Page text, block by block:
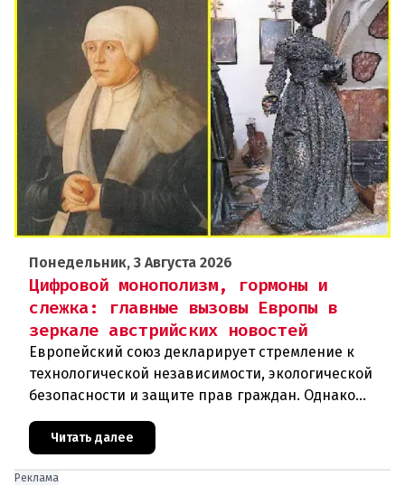
Понедельник, 3 Августа 2026
Цифровой монополизм, гормоны и
слежка: главные вызовы Европы в
зеркале австрийских новостей
Европейский союз декларирует стремление к
технологической независимости, экологической
безопасности и защите прав граждан. Однако
последние события в Австрии и решение
Брюсселя показывают: реальная п
Читать далее
Реклама